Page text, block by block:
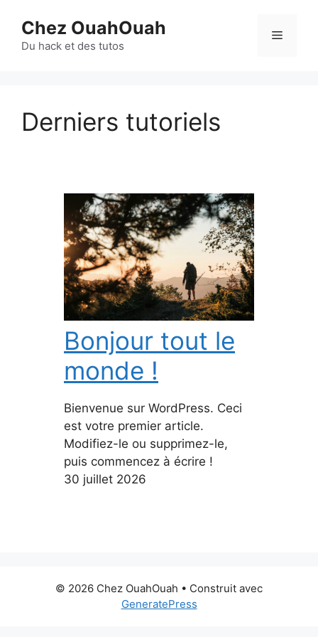
contenu
Chez OuahOuah
Du hack et des tutos
Menu
Derniers tutoriels
Bonjour tout le
monde !
Bienvenue sur WordPress. Ceci
est votre premier article.
Modifiez-le ou supprimez-le,
puis commencez à écrire !
30 juillet 2026
© 2026 Chez OuahOuah • Construit avec
GeneratePress